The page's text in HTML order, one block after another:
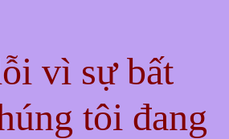
vì sự bất
tôi đang